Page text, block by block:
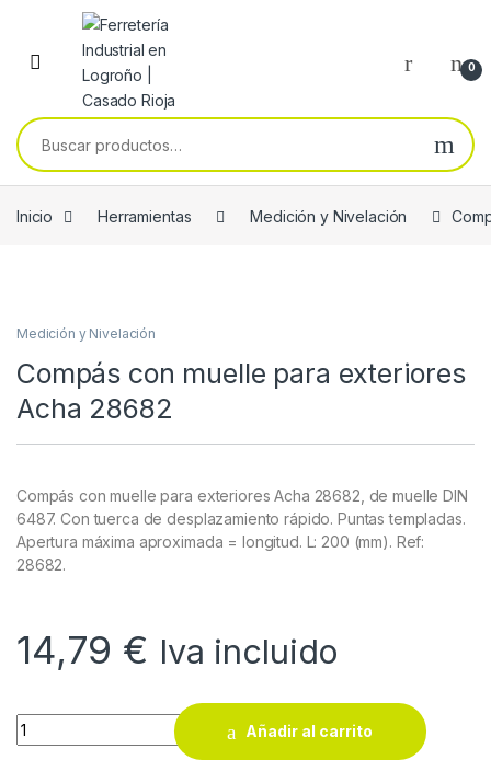
Skip to navigation
Skip to content
0
Buscar por:
Inicio Herramientas Medición y Nivelación
Medición y Nivelación
Compás con muelle para exteriores
Acha 28682
Compás con muelle para exteriores Acha 28682, de muelle DIN
6487. Con tuerca de desplazamiento rápido. Puntas templadas.
Apertura máxima aproximada = longitud. L: 200 (mm). Ref:
28682.
14,79 € Iva incluido
Compás con muelle para exteriores Acha 28682 quantity
Añadir al carrito